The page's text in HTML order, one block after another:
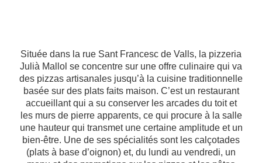
Située dans la rue Sant Francesc de Valls, la pizzeria
Julià Mallol se concentre sur une offre culinaire qui va
des pizzas artisanales jusqu’à la cuisine traditionnelle
basée sur des plats faits maison. C’est un restaurant
accueillant qui a su conserver les arcades du toit et
les murs de pierre apparents, ce qui procure à la salle
une hauteur qui transmet une certaine amplitude et un
bien-être. Une de ses spécialités sont les calçotades
(plats à base d’oignon) et, du lundi au vendredi, un